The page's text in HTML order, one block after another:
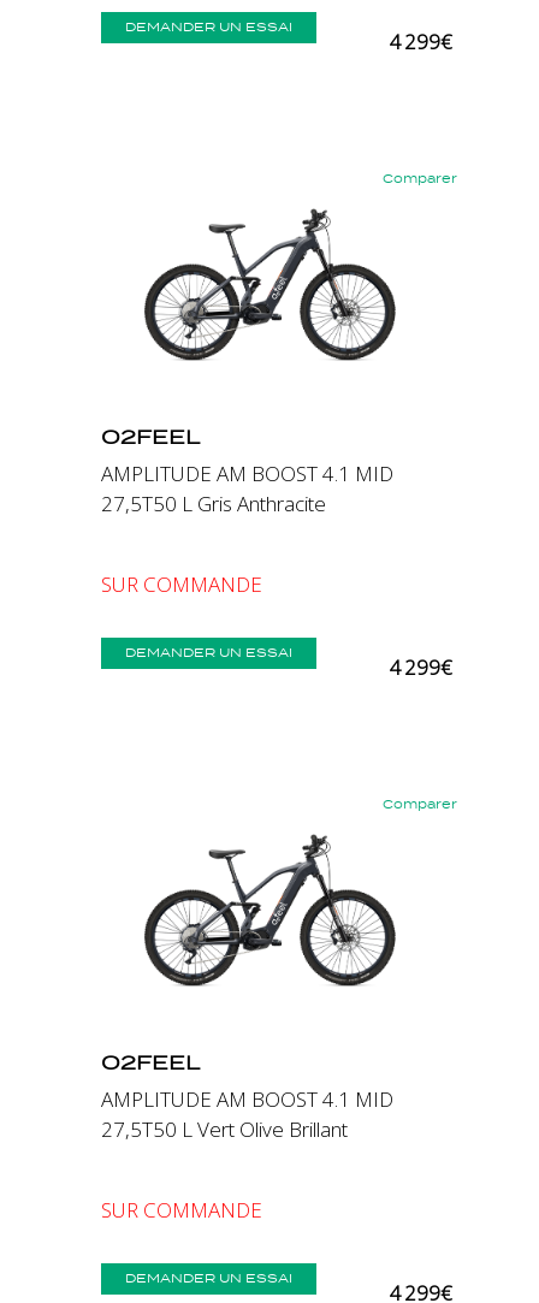
DEMANDER UN ESSAI
4 299€
Comparer
Précédent
O2FEEL
AMPLITUDE AM BOOST 4.1 MID
27,5T50 L Gris Anthracite
SUR COMMANDE
DEMANDER UN ESSAI
4 299€
Comparer
Précédent
O2FEEL
AMPLITUDE AM BOOST 4.1 MID
27,5T50 L Vert Olive Brillant
SUR COMMANDE
DEMANDER UN ESSAI
4 299€